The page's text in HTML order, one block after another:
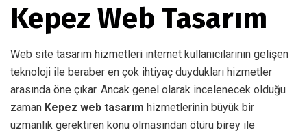
Kepez Web Tasarım
Web site tasarım hizmetleri internet kullanıcılarının gelişen
teknoloji ile beraber en çok ihtiyaç duydukları hizmetler
arasında öne çıkar. Ancak genel olarak incelenecek olduğu
zaman Kepez web tasarım hizmetlerinin büyük bir
uzmanlık gerektiren konu olmasından ötürü birey ile